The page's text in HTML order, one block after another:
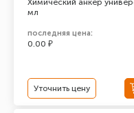
Химический анкер
мл
последняя цена:
0.00 ₽
Уточнить цену